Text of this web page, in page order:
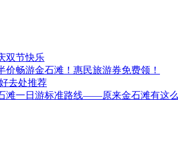
双节快乐
价畅游金石滩！惠民旅游券免费领！
去处推荐
滩一日游标准路线——原来金石滩有这